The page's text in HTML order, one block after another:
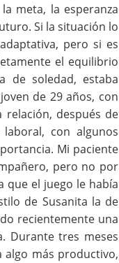
meta, la esperanza
Si la situación lo
pero si es
el equilibrio
de soledad, estaba
de 29 años, con
relación, después de
con algunos
Mi paciente
pero no por
que el juego le había
de Susanita la de
recientemente una
Durante tres meses
algo más productivo,